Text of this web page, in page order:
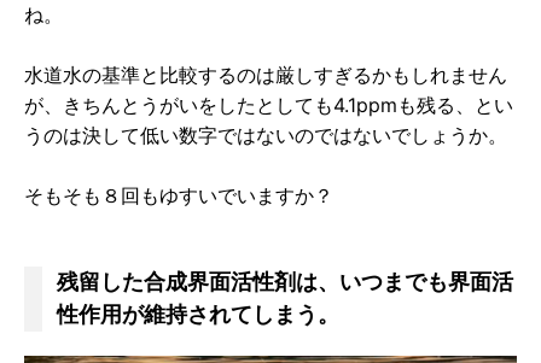
ね。
水道水の基準と比較するのは厳しすぎるかもしれません
が、きちんとうがいをしたとしても4.1ppmも残る、とい
うのは決して低い数字ではないのではないでしょうか。
そもそも８回もゆすいでいますか？
残留した合成界面活性剤は、いつまでも界面活
性作用が維持されてしまう。